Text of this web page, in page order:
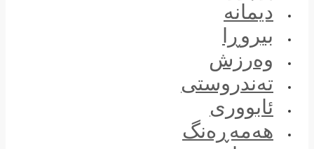
دیمانە
بیروڕا
وەرزش
تەندروستی
ئابووری
هەمەڕەنگ